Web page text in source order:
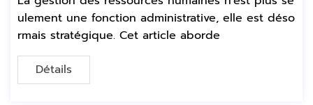
ulement une fonction administrative, elle est déso
rmais stratégique. Cet article aborde
Détails